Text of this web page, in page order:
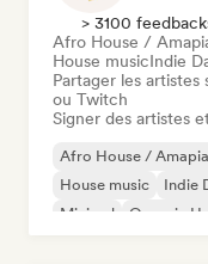
> 3100
Afro House /
House musicIndie
Partager les artistes
ou Twitch
Signer des artistes
Afro House /
House music
Indie
Minimal
Organic